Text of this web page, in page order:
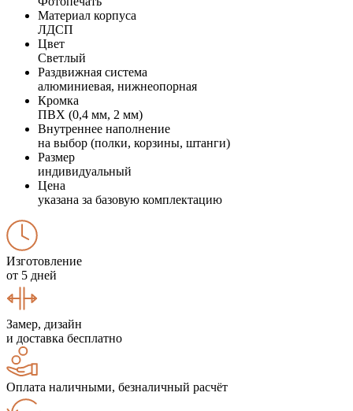
Материал корпуса
ЛДСП
Цвет
Светлый
Раздвижная система
алюминиевая, нижнеопорная
Кромка
ПВХ (0,4 мм, 2 мм)
Внутреннее наполнение
на выбор (полки, корзины, штанги)
Размер
индивидуальный
Цена
указана за базовую комплектацию
Изготовление
от 5 дней
Замер, дизайн
и доставка бесплатно
Оплата наличными, безналичный расчёт